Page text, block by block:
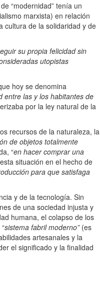
“modernidad” tenía un
marxista) en relación
cultura de la solidaridad y de
su propia felicidad sin
utopistas
hoy se denomina
entre las y los habitantes de
por la ley natural de la
recursos de la naturaleza, la
de objetos totalmente
“en hacer comprar una
situación en el hecho de
para que satisfaga
y de la tecnología. Sin
de una sociedad injusta y
humana, el colapso de los
sistema fabril moderno”(es
artesanales y la
el significado y la finalidad